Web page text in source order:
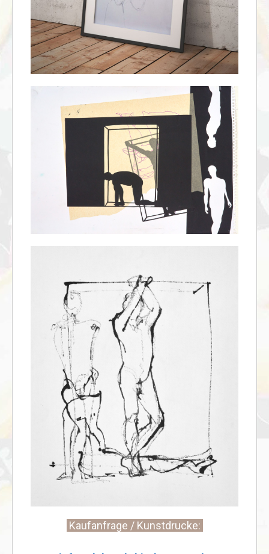
Kaufanfrage / Kunstdrucke: